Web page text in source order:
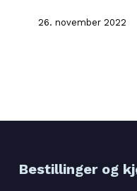
26. november 2022
Bestillinger og